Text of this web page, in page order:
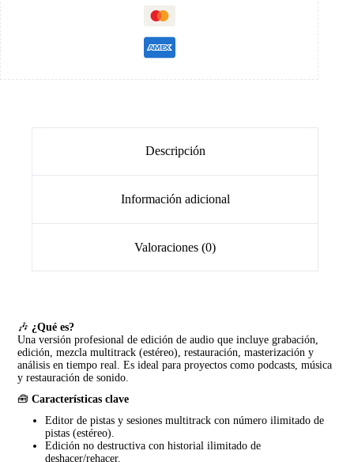
Descripción
Información adicional
Valoraciones (0)
🎶 ¿Qué es?
Una versión profesional de edición de audio que incluye grabación,
edición, mezcla multitrack (estéreo), restauración, masterización y
análisis en tiempo real. Es ideal para proyectos como podcasts, música
y restauración de sonido.
🧰Características clave
Editor de pistas y sesiones multitrack con número ilimitado de
pistas (estéreo).
Edición no destructiva con historial ilimitado de
deshacer/rehacer.